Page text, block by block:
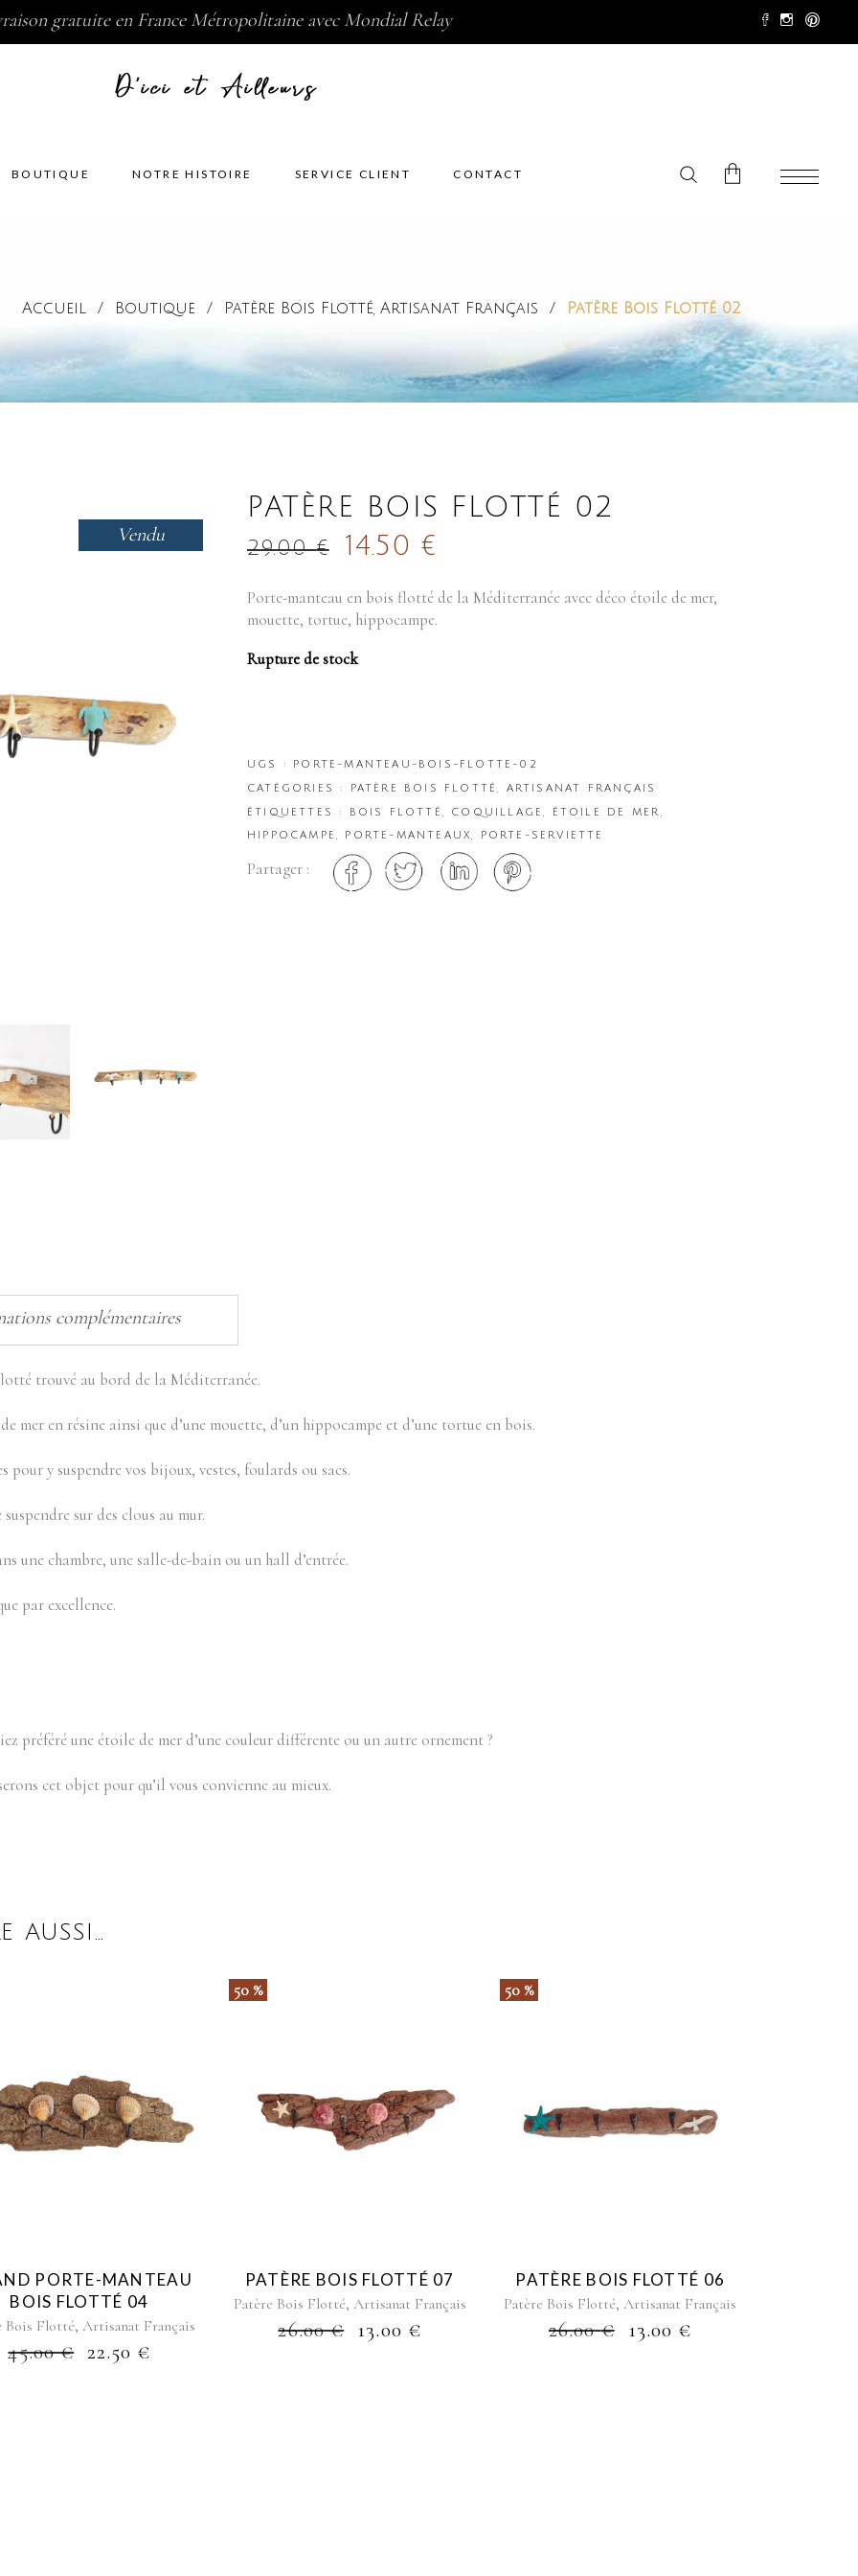
gratuite en France Métropolitaine avec Mondial Relay
BOUTIQUE NOTRE HISTOIRE SERVICE CLIENT CONTACT
Accueil / Boutique / Patère Bois Flotté, Artisanat Français / Patère Bois Flotté 02
Vendu
PATÈRE BOIS FLOTTÉ 02
29.00€ 14.50€
Porte-manteau en bois flotté de la Méditerranée avec déco étoile de mer,
mouette, tortue, hippocampe.
Rupture de stock
UGS : PORTE-MANTEAU-BOIS-FLOTTE-02
CATÉGORIES : PATÈRE BOIS FLOTTÉ ARTISANAT FRANÇAIS
ÉTIQUETTES : BOIS FLOTTÉ COQUILLAGE ÉTOILE DE MER
HIPPOCAMPE
PORTE-MANTEAUX PORTE-SERVIETTE
Partager :
complémentaires
trouvé au bord de la Méditerranée.
mer en résine ainsi que d’une mouette, d’un hippocampe et d’une tortue en bois.
y suspendre vos bijoux, vestes, foulards ou sacs.
sur des clous au mur.
une chambre, une salle-de-bain ou un hall d’entrée.
par excellence.
préféré une étoile de mer d’une couleur différente ou un autre ornement ?
cet objet pour qu’il vous convienne au mieux.
AUSSI…
PORTE-MANTEAU
BOIS FLOTTÉ 04
Bois Flotté,Artisanat Français
45.00€ 22.50 €
50 %
PATÈRE BOIS FLOTTÉ 07
Patère Bois Flotté, Artisanat Français
26.00€ 13.00 €
50 %
PATÈRE BOIS FLOTTÉ 06
Patère Bois Flotté,Artisanat Français
26.00€ 13.00 €